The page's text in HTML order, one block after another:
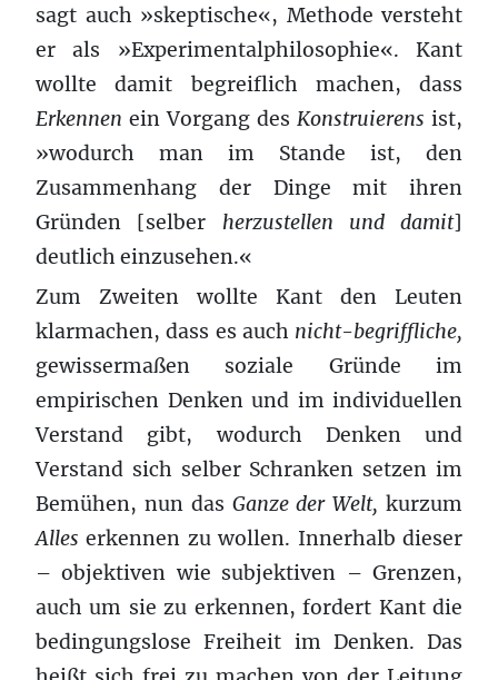
sagt auch »skeptische«, Methode versteht
er als »Experimentalphilosophie«. Kant
wollte damit begreiflich machen, dass
Erkennen ein Vorgang des Konstruierens ist,
»wodurch man im Stande ist, den
Zusammenhang der Dinge mit ihren
Gründen [selber herzustellen und damit]
deutlich einzusehen.«
Zum Zweiten wollte Kant den Leuten
klarmachen, dass es auch nicht-begriffliche,
gewissermaßen soziale Gründe im
empirischen Denken und im individuellen
Verstand gibt, wodurch Denken und
Verstand sich selber Schranken setzen im
Bemühen, nun das Ganze der Welt, kurzum
Alles erkennen zu wollen. Innerhalb dieser
– objektiven wie subjektiven – Grenzen,
auch um sie zu erkennen, fordert Kant die
bedingungslose Freiheit im Denken. Das